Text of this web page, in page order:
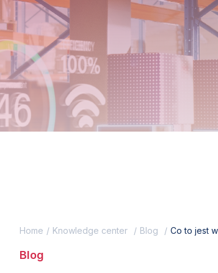
Home Knowledge center Blog Co to jest
Blog